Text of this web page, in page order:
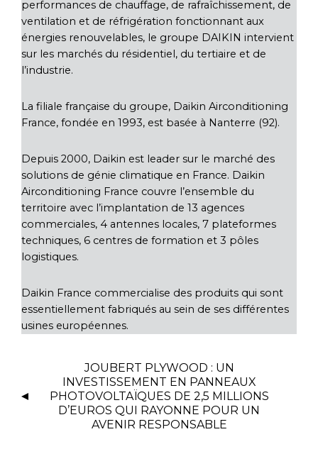
performances de chauffage, de rafraîchissement, de
ventilation et de réfrigération fonctionnant aux
énergies renouvelables, le groupe DAIKIN intervient
sur les marchés du résidentiel, du tertiaire et de
l’industrie.
La filiale française du groupe, Daikin Airconditioning
France, fondée en 1993, est basée à Nanterre (92).
Depuis 2000, Daikin est leader sur le marché des
solutions de génie climatique en France. Daikin
Airconditioning France couvre l’ensemble du
territoire avec l’implantation de 13 agences
commerciales, 4 antennes locales, 7 plateformes
techniques, 6 centres de formation et 3 pôles
logistiques.
Daikin France commercialise des produits qui sont
essentiellement fabriqués au sein de ses différentes
usines européennes.
JOUBERT PLYWOOD : UN
INVESTISSEMENT EN PANNEAUX
PHOTOVOLTAÏQUES DE 2,5 MILLIONS
D’EUROS QUI RAYONNE POUR UN
AVENIR RESPONSABLE